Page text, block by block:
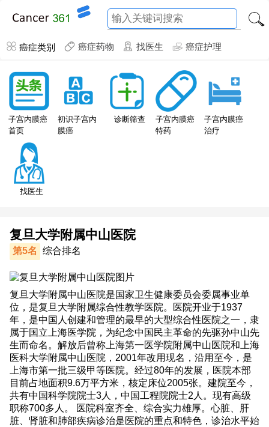
癌症类别 癌症药物 找医生 癌症护理
子宫内膜癌
首页
初识子宫内
膜癌
诊断筛查
子宫内膜癌
特药
子宫内膜癌
治疗
找医生
复旦大学附属中山医院
第5名 综合排名
复旦大学附属中山医院是国家卫生健康委员会委属事业单
位，是复旦大学附属综合性教学医院。医院开业于1937
年，是中国人创建和管理的最早的大型综合性医院之一，隶
属于国立上海医学院，为纪念中国民主革命的先驱孙中山先
生而命名。解放后曾称上海第一医学院附属中山医院和上海
医科大学附属中山医院，2001年改用现名，沿用至今，是
上海市第一批三级甲等医院。经过80年的发展，医院本部
目前占地面积9.6万平方米，核定床位2005张。建院至今，
共有中国科学院院士3人，中国工程院院士2人。现有高级
职称700多人。 医院科室齐全、综合实力雄厚。心脏、肝
脏、肾脏和肺部疾病诊治是医院的重点和特色，诊治水平始